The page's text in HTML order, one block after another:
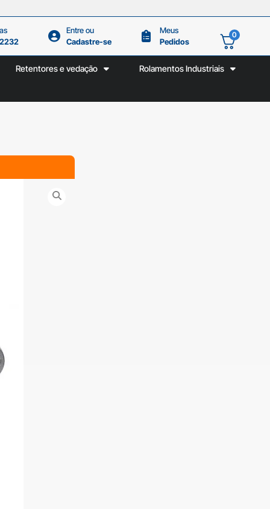
Entre ou
Cadastre-se
Meus
Pedidos
0
Retentores e vedação Rolamentos Industriais